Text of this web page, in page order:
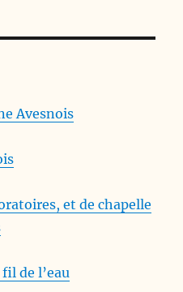
Avesnois
et de chapelle
de l’eau